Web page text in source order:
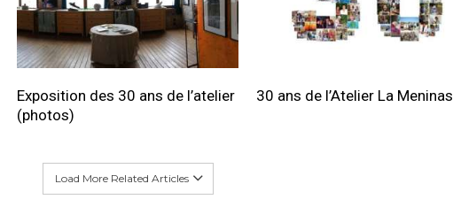
Exposition des 30 ans de l’atelier
(photos)
30 ans de l’Atelier La Meninas
Load More Related Articles